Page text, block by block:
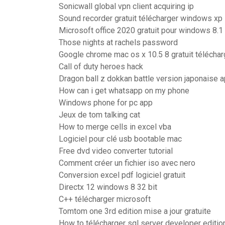
Sonicwall global vpn client acquiring ip
Sound recorder gratuit télécharger windows xp
Microsoft office 2020 gratuit pour windows 8.1
Those nights at rachels password
Google chrome mac os x 10.5 8 gratuit
Call of duty heroes hack
Dragon ball z dokkan battle version japonaise
How can i get whatsapp on my phone
Windows phone for pc app
Jeux de tom talking cat
How to merge cells in excel vba
Logiciel pour clé usb bootable mac
Free dvd video converter tutorial
Comment créer un fichier iso avec nero
Conversion excel pdf logiciel gratuit
Directx 12 windows 8 32 bit
C++ télécharger microsoft
Tomtom one 3rd edition mise a jour gratuite